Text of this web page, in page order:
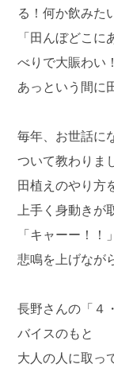
る！何か飲みた
「田んぼどこ
べりで大賑わい
あっという間に
毎年、お世話に
ついて教わりま
田植えのやり方
上手く身動き
「キャーー！！
悲鳴を上げなが
長野さんの「４
バイスのもと
大人の人に取っ